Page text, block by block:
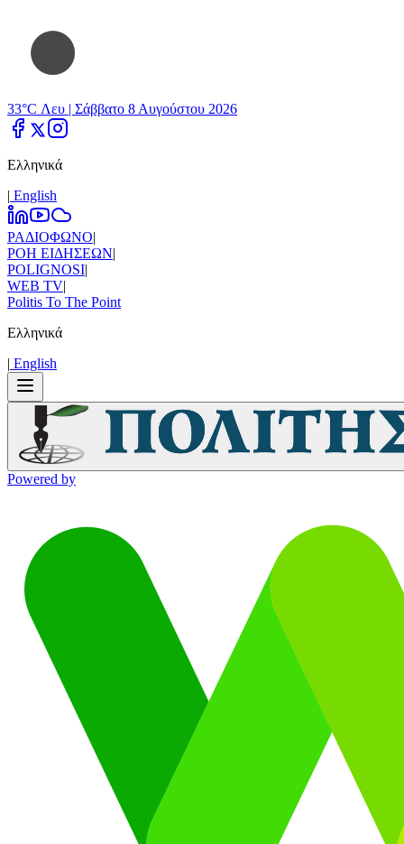
33°C Λευ | Σάββατο 8 Αυγούστου 2026
Ελληνικά
| Εnglish
ΡΑΔΙΟΦΩΝΟ|
ΡΟΗ ΕΙΔΗΣΕΩΝ|
POLIGNOSI|
WEB TV|
Politis To The Point
Ελληνικά
| Εnglish
Powered by